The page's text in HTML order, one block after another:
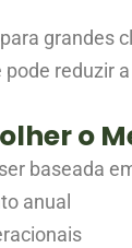
grandes
pode reduzir
o
baseada
anual